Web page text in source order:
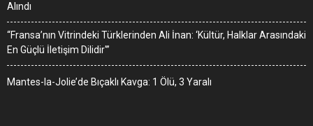
Alındı
“Fransa’nın Vitrindeki Türklerinden Ali İnan: ‘Kültür, Halklar Arasındaki
En Güçlü İletişim Dilidir'”
Mantes-la-Jolie’de Bıçaklı Kavga: 1 Ölü, 3 Yaralı